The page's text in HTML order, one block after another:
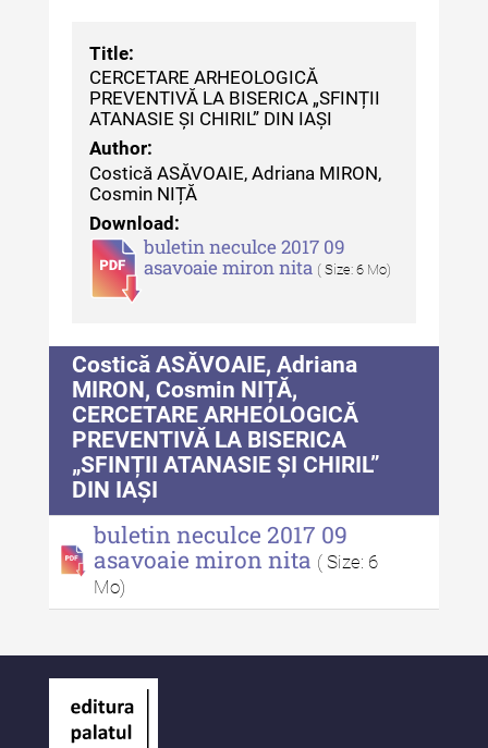
Indexul Complet
MediCult - Revista de mediere
culturală
MediCult - Revista de mediere
culturală IV (2025)
MediCult - Revista de mediere
culturală III (2024)
MediCult - Revista de mediere
culturală II (2023)
Indexul Complet
Acta Pangratia
Acta Pangratia I (2023)
Acta Pangratia II (2024)
Acta Pangratia III (2025)
Alte publicatii, cataloage, volume de
autor
Title:
CERCETARE ARHEOLOGICĂ
PREVENTIVĂ LA BISERICA „SFINȚII
ATANASIE ȘI CHIRIL” DIN IAȘI
Author:
Costică ASĂVOAIE, Adriana MIRON,
Cosmin NIȚĂ
Download:
buletin neculce 2017 09
asavoaie miron nita ( Size: 6 Mo)
Costică ASĂVOAIE, Adriana
MIRON, Cosmin NIȚĂ,
CERCETARE ARHEOLOGICĂ
PREVENTIVĂ LA BISERICA
„SFINȚII ATANASIE ȘI CHIRIL”
DIN IAȘI
buletin neculce 2017 09
asavoaie miron nita ( Size: 6
Mo)